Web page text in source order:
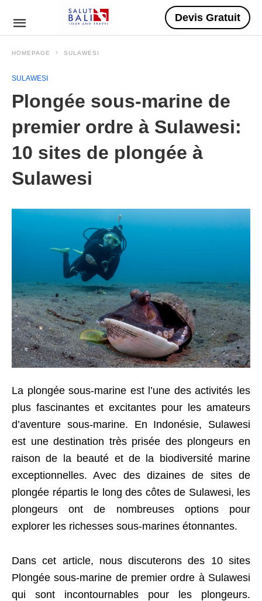
Devis Gratuit
HOMEPAGE SULAWESI
SULAWESI
Plongée sous-marine de
premier ordre à Sulawesi:
10 sites de plongée à
Sulawesi
La plongée sous-marine est l’une des activités les
plus fascinantes et excitantes pour les amateurs
d’aventure sous-marine. En Indonésie, Sulawesi
est une destination très prisée des plongeurs en
raison de la beauté et de la biodiversité marine
exceptionnelles. Avec des dizaines de sites de
plongée répartis le long des côtes de Sulawesi, les
plongeurs ont de nombreuses options pour
explorer les richesses sous-marines étonnantes.
Dans cet article, nous discuterons des 10 sites
Plongée sous-marine de premier ordre à Sulawesi
qui sont incontournables pour les plongeurs.